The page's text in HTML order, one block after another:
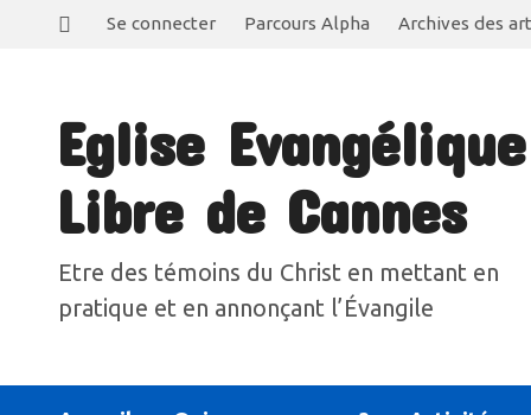
Se connecter Parcours Alpha Archives des
Eglise Evangélique
Libre de Cannes
Etre des témoins du Christ en mettant en
pratique et en annonçant l’Évangile